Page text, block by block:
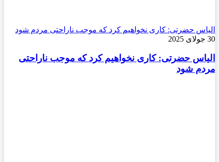
الیاس حضرتی: کاری نخواهیم کرد که موجب ناراحتی مردم شود
30 جولای 2025
الیاس حضرتی: کاری نخواهیم کرد که موجب ناراحتی
مردم شود